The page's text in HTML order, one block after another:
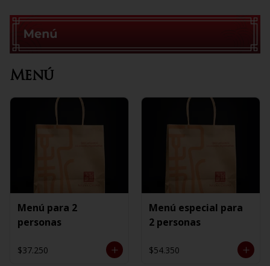
Menú
Menú para 2
personas
$37.250
Menú especial para
2 personas
$54.350